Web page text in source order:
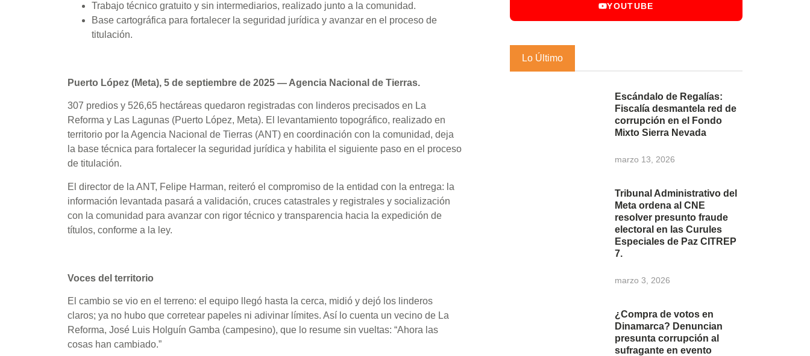
Trabajo técnico gratuito y sin intermediarios, realizado junto a la comunidad.
Base cartográfica para fortalecer la seguridad jurídica y avanzar en el proceso de
titulación.
Puerto López (Meta), 5 de septiembre de 2025 — Agencia Nacional de Tierras.
307 predios y 526,65 hectáreas quedaron registradas con linderos precisados en La
Reforma y Las Lagunas (Puerto López, Meta). El levantamiento topográfico, realizado en
territorio por la Agencia Nacional de Tierras (ANT) en coordinación con la comunidad, deja
la base técnica para fortalecer la seguridad jurídica y habilita el siguiente paso en el proceso
de titulación.
El director de la ANT, Felipe Harman, reiteró el compromiso de la entidad con la entrega: la
información levantada pasará a validación, cruces catastrales y registrales y socialización
con la comunidad para avanzar con rigor técnico y transparencia hacia la expedición de
títulos, conforme a la ley.
Voces del territorio
El cambio se vio en el terreno: el equipo llegó hasta la cerca, midió y dejó los linderos
claros; ya no hubo que corretear papeles ni adivinar límites. Así lo cuenta un vecino de La
Reforma, José Luis Holguín Gamba (campesino), que lo resume sin vueltas: “Ahora las
cosas han cambiado.”
YOUTUBE
Lo Último
Escándalo de Regalías:
Fiscalía desmantela red de
corrupción en el Fondo
Mixto Sierra Nevada
marzo 13, 2026
Tribunal Administrativo del
Meta ordena al CNE
resolver presunto fraude
electoral en las Curules
Especiales de Paz CITREP
7.
marzo 3, 2026
¿Compra de votos en
Dinamarca? Denuncian
presunta corrupción al
sufragante en evento